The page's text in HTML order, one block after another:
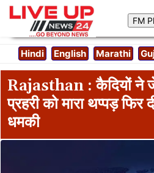
Hindi English Marathi
Rajasthan : कैदियों ने
प्रहरी को मारा थप्पड़ फिर
धमकी